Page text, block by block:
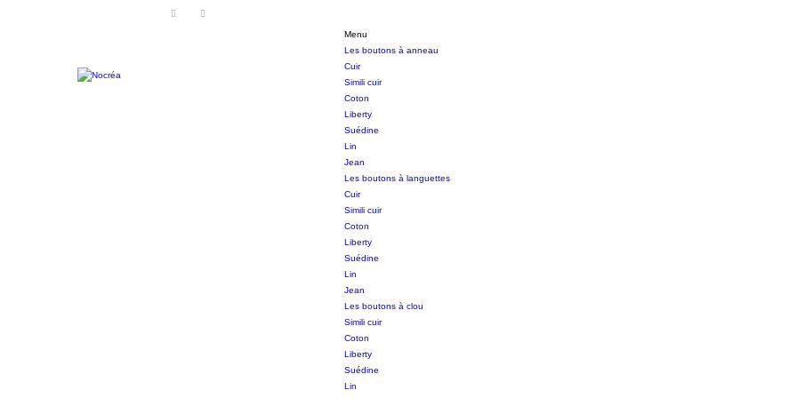
Menu
Les boutons à anneau
Cuir
Simili cuir
Coton
Liberty
Suédine
Lin
Jean
Les boutons à languettes
Cuir
Simili cuir
Coton
Liberty
Suédine
Lin
Jean
Les boutons à clou
Simili cuir
Coton
Liberty
Suédine
Lin